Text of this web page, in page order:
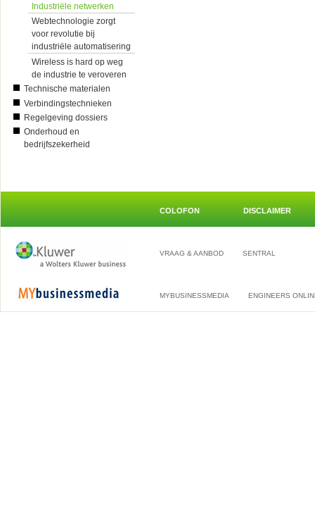
Industriële netwerken
Webtechnologie zorgt
voor revolutie bij
industriële automatisering
Wireless is hard op weg
de industrie te veroveren
Technische materialen
Verbindingstechnieken
Regelgeving dossiers
Onderhoud en
bedrijfszekerheid
COLOFON DISCLAIMER
VRAAG & AANBOD SENTRAL
MYBUSINESSMEDIA ENGINEERS